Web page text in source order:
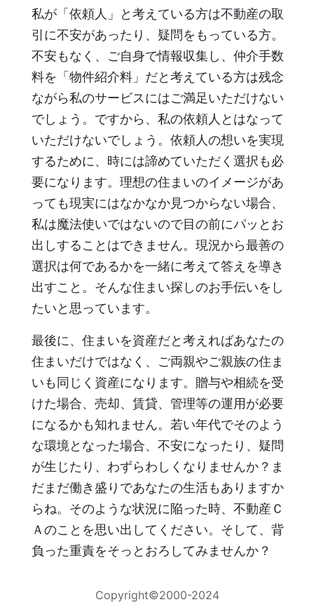
私が「依頼人」と考えている方は不動産の取
引に不安があったり、疑問をもっている方。
不安もなく、ご自身で情報収集し、仲介手数
料を「物件紹介料」だと考えている方は残念
ながら私のサービスにはご満足いただけない
でしょう。ですから、私の依頼人とはなって
いただけないでしょう。依頼人の想いを実現
するために、時には諦めていただく選択も必
要になります。理想の住まいのイメージがあ
っても現実にはなかなか見つからない場合、
私は魔法使いではないので目の前にパッとお
出しすることはできません。現況から最善の
選択は何であるかを一緒に考えて答えを導き
出すこと。そんな住まい探しのお手伝いをし
たいと思っています。
最後に、住まいを資産だと考えればあなたの
住まいだけではなく、ご両親やご親族の住ま
いも同じく資産になります。贈与や相続を受
けた場合、売却、賃貸、管理等の運用が必要
になるかも知れません。若い年代でそのよう
な環境となった場合、不安になったり、疑問
が生じたり、わずらわしくなりませんか？ま
だまだ働き盛りであなたの生活もありますか
らね。そのような状況に陥った時、不動産Ｃ
Ａのことを思い出してください。そして、背
負った重責をそっとおろしてみませんか？
Copyright©2000-2024